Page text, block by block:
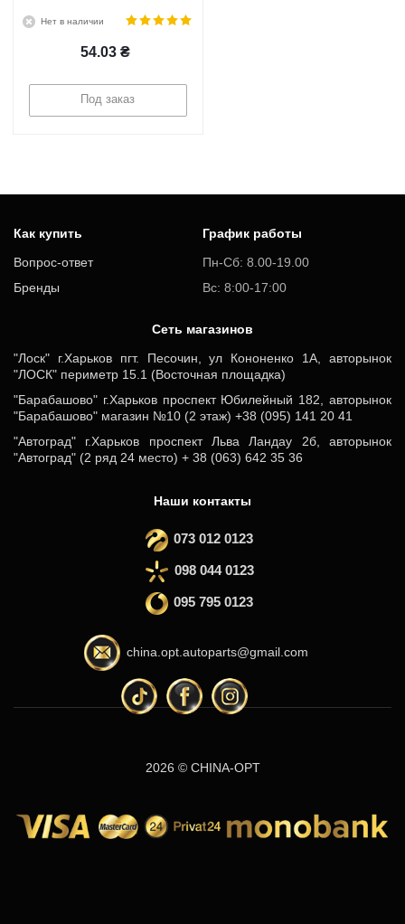
Нет в наличии
54.03₴
Под заказ
Как купить
Вопрос-ответ
Бренды
График работы
Пн-Сб: 8.00-19.00
Вс: 8:00-17:00
Cеть магазинов
"Лоск" г.Харьков пгт. Песочин, ул Кононенко 1А, авторынок
"ЛОСК" периметр 15.1 (Восточная площадка)
"Барабашово" г.Харьков проспект Юбилейный 182, авторынок
"Барабашово" магазин №10 (2 этаж) +38 (095) 141 20 41
"Автоград" г.Харьков проспект Льва Ландау 2б, авторынок
"Автоград" (2 ряд 24 место) + 38 (063) 642 35 36
Наши контакты
073 012 0123
098 044 0123
095 795 0123
china.opt.autoparts@gmail.com
2026 © CHINA-OPT